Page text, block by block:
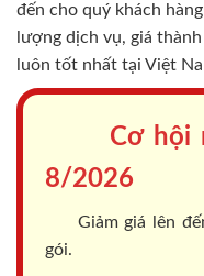
đến cho quý khách
lượng dịch vụ, giá
luôn tốt nhất tại Việt
Cơ hội
8/2026
Giảm giá lên
gói.